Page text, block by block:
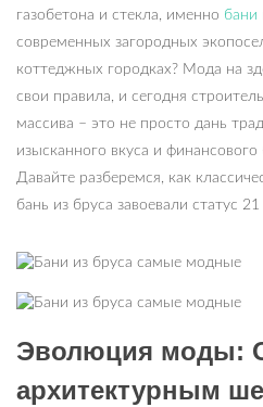
газобетона и стекла, именно бани
современных загородных
коттеджных городках? Мода на
свои правила, и сегодня
массива – это не просто дань
изысканного вкуса и
Давайте разберемся, как
бань из бруса завоевали статус 21
Эволюция моды:
архитектурным